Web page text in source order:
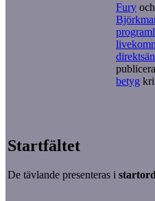
Fury och
betyg
Startfältet
De tävlande presenteras i